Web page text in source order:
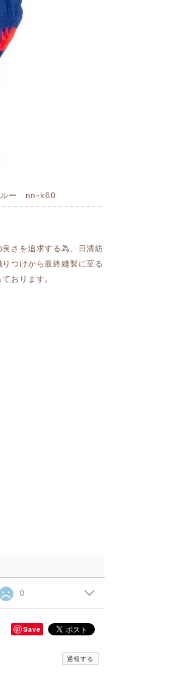
ー nn-k60
さを追求する為、日清紡
つけから最終縫製に至る
おります。
0
Save
通報する